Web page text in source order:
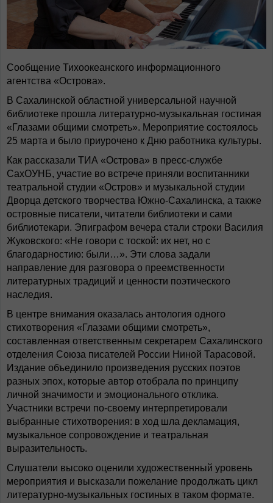
Сообщение Тихоокеанского информационного
агентства «Острова».
В Сахалинской областной универсальной научной
библиотеке прошла литературно-музыкальная гостиная
«Глазами общими смотреть». Мероприятие состоялось
25 марта и было приурочено к Дню работника культуры.
Как рассказали ТИА «Острова» в пресс-службе
СахОУНБ, участие во встрече приняли воспитанники
театральной студии «Остров» и музыкальной студии
Дворца детского творчества Южно-Сахалинска, а также
островные писатели, читатели библиотеки и сами
библиотекари. Эпиграфом вечера стали строки Василия
Жуковского: «Не говори с тоской: их нет, но с
благодарностию: были…». Эти слова задали
направление для разговора о преемственности
литературных традиций и ценности поэтического
наследия.
В центре внимания оказалась антология одного
стихотворения «Глазами общими смотреть»,
составленная ответственным секретарем Сахалинского
отделения Союза писателей России Ниной Тарасовой.
Издание объединило произведения русских поэтов
разных эпох, которые автор отобрала по принципу
личной значимости и эмоционального отклика.
Участники встречи по-своему интерпретировали
выбранные стихотворения: в ход шла декламация,
музыкальное сопровождение и театральная
выразительность.
Слушатели высоко оценили художественный уровень
мероприятия и высказали пожелание продолжать цикл
литературно-музыкальных гостиных в таком формате.